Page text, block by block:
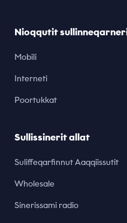
Nioqqutit
Mobili
Interneti
Poortukkat
Sullissinerit allat
Suliffeqarfinnut Aaqqiissutit
Wholesale
Sinerissami radio